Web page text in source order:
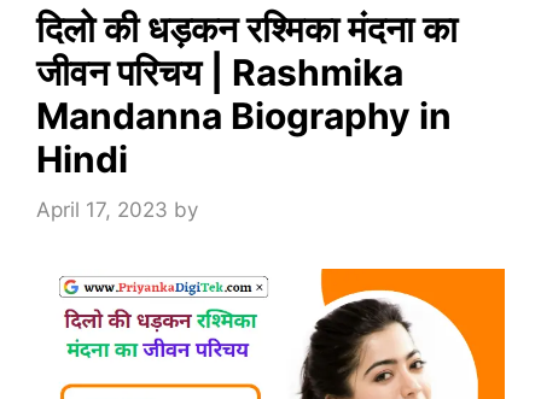
दिलो की धड़कन रश्मिका मंदना का
जीवन परिचय | Rashmika
Mandanna Biography in
Hindi
April 17, 2023 by